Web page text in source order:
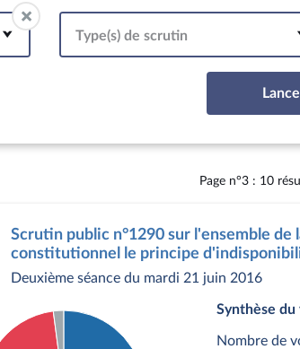
Type(s) de scrutin
Page n°3 : 10
Scrutin public n°1290 sur l'ensemble
constitutionnel le principe
Deuxième séance du mardi 21 juin 2016
Synthèse du
Nombre de